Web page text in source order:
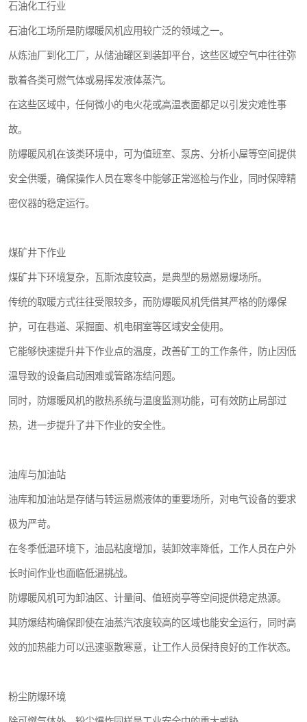
石油化工行业
石油化工场所是防爆暖风机应用较广泛的领域之一。
从炼油厂到化工厂，从储油罐区到装卸平台，这些区域空气中往往弥
散着各类可燃气体或易挥发液体蒸汽。
在这些区域中，任何微小的电火花或高温表面都足以引发灾难性事
故。
防爆暖风机在该类环境中，可为值班室、泵房、分析小屋等空间提供
安全供暖，确保操作人员在寒冬中能够正常巡检与作业，同时保障精
密仪器的稳定运行。
煤矿井下作业
煤矿井下环境复杂，瓦斯浓度较高，是典型的易燃易爆场所。
传统的取暖方式往往受限较多，而防爆暖风机凭借其严格的防爆保
护，可在巷道、采掘面、机电硐室等区域安全使用。
它能够快速提升井下作业点的温度，改善矿工的工作条件，防止因低
温导致的设备启动困难或管路冻结问题。
同时，防爆暖风机的散热系统与温度监测功能，可有效防止局部过
热，进一步提升了井下作业的安全性。
油库与加油站
油库和加油站是存储与转运易燃液体的重要场所，对电气设备的要求
极为严苛。
在冬季低温环境下，油品粘度增加，装卸效率降低，工作人员在户外
长时间作业也面临低温挑战。
防爆暖风机可为卸油区、计量间、值班岗亭等空间提供稳定热源。
其防爆结构确保即使在油蒸汽浓度较高的区域也能安全运行，同时高
效的加热能力可以迅速驱散寒意，让工作人员保持良好的工作状态。
粉尘防爆环境